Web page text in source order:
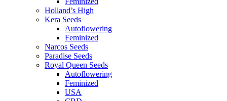
Holland’s High
Kera Seeds
Autoflowering
Feminized
Narcos Seeds
Paradise Seeds
Royal Queen Seeds
Autoflowering
Feminized
USA